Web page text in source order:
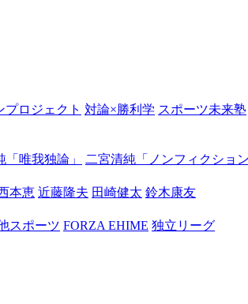
プロジェクト 対論×勝利学 スポーツ未来塾
「唯我独論」 二宮清純「ノンフィクショ
本恵 近藤隆夫 田崎健太 鈴木康友
スポーツ FORZA EHIME 独立リーグ